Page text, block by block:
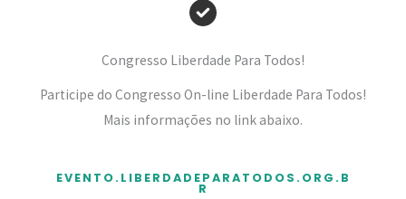
Congresso Liberdade Para Todos!
Participe do Congresso On-line Liberdade Para Todos!
Mais informações no link abaixo.
EVENTO.LIBERDADEPARATODOS.ORG.B
R